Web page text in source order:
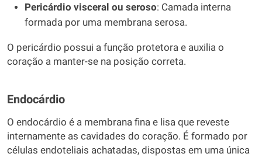
Pericárdio visceral ou seroso: Camada interna
formada por uma membrana serosa.
O pericárdio possui a função protetora e auxilia o
coração a manter-se na posição correta.
Endocárdio
O endocárdio é a membrana fina e lisa que reveste
internamente as cavidades do coração. É formado por
células endoteliais achatadas, dispostas em uma única